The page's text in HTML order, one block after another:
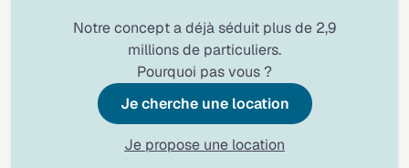
Notre concept a déjà séduit plus de 2,9
millions de particuliers.
Pourquoi pas vous ?
Je cherche une location
Je propose une location